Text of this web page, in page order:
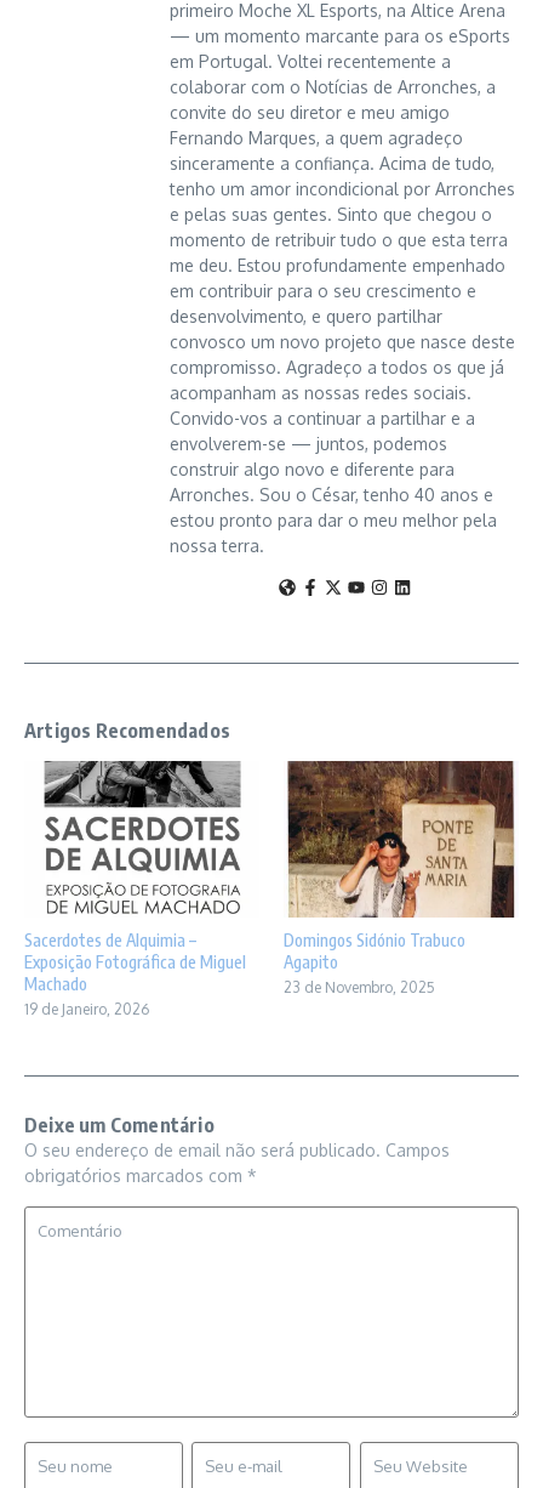
primeiro Moche XL Esports, na Altice Arena
— um momento marcante para os eSports
em Portugal. Voltei recentemente a
colaborar com o Notícias de Arronches, a
convite do seu diretor e meu amigo
Fernando Marques, a quem agradeço
sinceramente a confiança. Acima de tudo,
tenho um amor incondicional por Arronches
e pelas suas gentes. Sinto que chegou o
momento de retribuir tudo o que esta terra
me deu. Estou profundamente empenhado
em contribuir para o seu crescimento e
desenvolvimento, e quero partilhar
convosco um novo projeto que nasce deste
compromisso. Agradeço a todos os que já
acompanham as nossas redes sociais.
Convido-vos a continuar a partilhar e a
envolverem-se — juntos, podemos
construir algo novo e diferente para
Arronches. Sou o César, tenho 40 anos e
estou pronto para dar o meu melhor pela
nossa terra.
Artigos Recomendados
Sacerdotes de Alquimia –
Exposição Fotográfica de Miguel
Machado
19 de Janeiro, 2026
Domingos Sidónio Trabuco
Agapito
23 de Novembro, 2025
Deixe um Comentário
O seu endereço de email não será publicado. Campos
obrigatórios marcados com *